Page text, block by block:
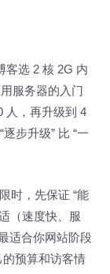
客选 2 核 2G 内
服务器的入门
人，再升级到 4
逐步升级” 比 “一
时，先保证 “能
（速度快、服
适合你网站阶段
的预算和访客情